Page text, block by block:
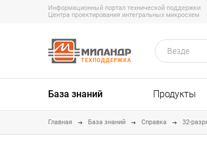
Информационный портал технической поддержки
Центра проектирования интегральных микросхем
ТЕХПОДДЕРЖКА
Везде
База знаний Продукты
Главная База знаний Справка 32-